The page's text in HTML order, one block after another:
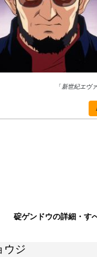
「新世紀エヴ
碇ゲンドウの詳細・す
ウジ